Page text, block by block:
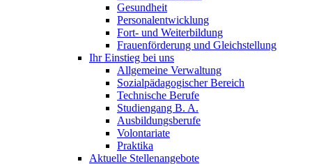
Gesundheit
Personalentwicklung
Fort- und Weiterbildung
Frauenförderung und Gleichstellung
Ihr Einstieg bei uns
Allgemeine Verwaltung
Sozialpädagogischer Bereich
Technische Berufe
Studiengang B. A.
Ausbildungsberufe
Volontariate
Praktika
Aktuelle Stellenangebote